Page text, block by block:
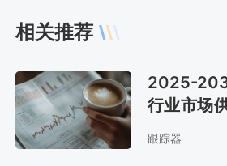
相关推荐
2025-
行业市场
跟踪器